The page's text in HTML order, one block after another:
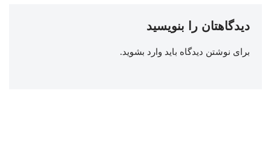
دیدگاهتان را بنویسید
برای نوشتن دیدگاه باید وارد بشوید.